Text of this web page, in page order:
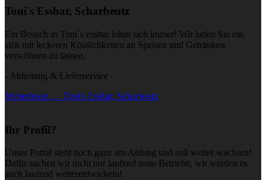
Toni's Essbar, Scharbeutz
Ein Besuch in Toni´s essbar lohnt sich immer! Wir laden Sie ein,
sich mit leckeren Köstlichkeiten an Speisen und Getränken
verwöhnen zu lassen.
- Abholung & Lieferservice -
Weiterlesen … Toni's Essbar, Scharbeutz
Ihr Profil?
Unser Portal steht noch ganz am Anfang und soll weiter wachsen!
Dafür suchen wir nicht nur laufend neue Betriebe, wir werden es
auch laufend weiterentwickeln!